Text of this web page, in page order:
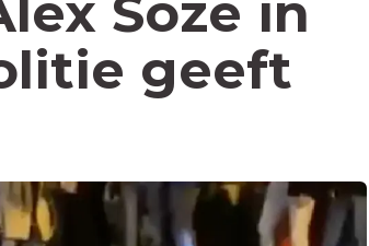
Soze in
geeft